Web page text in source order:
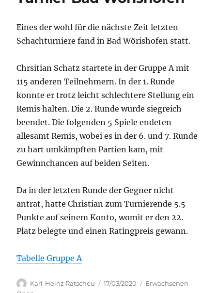
Eines der wohl für die nächste Zeit letzten
Schachturniere fand in Bad Wörishofen statt.
Chrsitian Schatz startete in der Gruppe A mit
115 anderen Teilnehmern. In der 1. Runde
konnte er trotz leicht schlechtere Stellung ein
Remis halten. Die 2. Runde wurde siegreich
beendet. Die folgenden 5 Spiele endeten
allesamt Remis, wobei es in der 6. und 7. Runde
zu hart umkämpften Partien kam, mit
Gewinnchancen auf beiden Seiten.
Da in der letzten Runde der Gegner nicht
antrat, hatte Christian zum Turnierende 5.5
Punkte auf seinem Konto, womit er den 22.
Platz belegte und einen Ratingpreis gewann.
Tabelle Gruppe A
Autor
Karl-Heinz Ratscheu
Veröffentlicht
17/03/2020 Kategorien
Erwachsenen-